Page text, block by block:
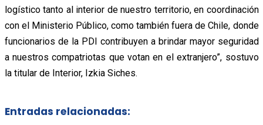
logístico tanto al interior de nuestro territorio, en coordinación
con el Ministerio Público, como también fuera de Chile, donde
funcionarios de la PDI contribuyen a brindar mayor seguridad
a nuestros compatriotas que votan en el extranjero”, sostuvo
la titular de Interior, Izkia Siches.
Entradas relacionadas: